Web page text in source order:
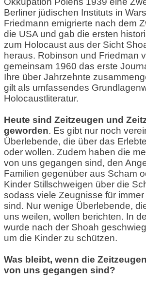
Berliner jüdischen Instituts in
Friedmann emigrierte nach dem
die USA und gab die ersten
zum Holocaust aus der Sicht
heraus. Robinson und Friedman
gemeinsam 1960 das erste
Ihre über Jahrzehnte
gilt als umfassendes
Holocaustliteratur.
Heute sind Zeitzeugen und
geworden. Es gibt nur noch
Überlebende, die über das
oder wollen. Zudem haben die
von uns gegangen sind, den
Familien gegenüber aus Scham
Kinder Stillschweigen über die
sodass viele Zeugnisse für
sind. Nur wenige Überlebende,
uns weilen, wollen berichten. In
wurde nach der Shoah
um die Kinder zu schützen.
Was bleibt, wenn die
von uns gegangen sind?